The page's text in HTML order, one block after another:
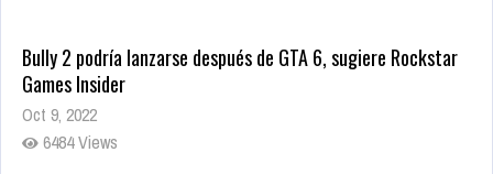
Bully 2 podría lanzarse después de GTA 6, sugiere Rockstar
Games Insider
Oct 9, 2022
6484 Views